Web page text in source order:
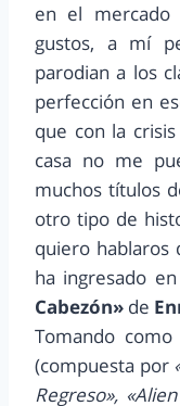
en el mercado
gustos, a mí
parodian a los
perfección en
que con la
casa no me
muchos títulos
otro tipo de
quiero hablaros
ha ingresado
Cabezón» de
Tomando
(compuesta por
Regreso»,